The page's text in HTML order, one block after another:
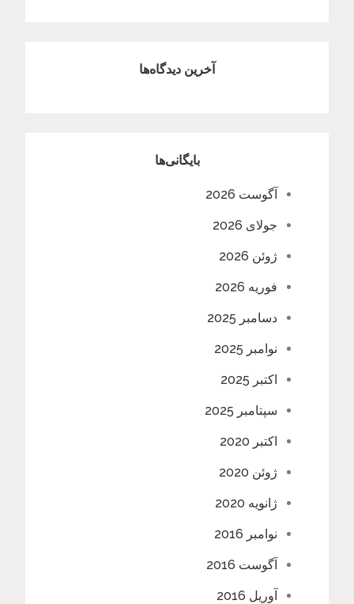
آخرین دیدگاه‌ها
بایگانی‌ها
آگوست 2026
جولای 2026
ژوئن 2026
فوریه 2026
دسامبر 2025
نوامبر 2025
اکتبر 2025
سپتامبر 2025
اکتبر 2020
ژوئن 2020
ژانویه 2020
نوامبر 2016
آگوست 2016
آوریل 2016